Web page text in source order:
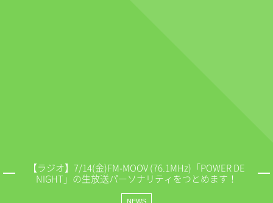
【ラジオ】7/14(金)FM-MOOV (76.1MHz)「POWER DE
NIGHT」の生放送パーソナリティをつとめます！
NEWS